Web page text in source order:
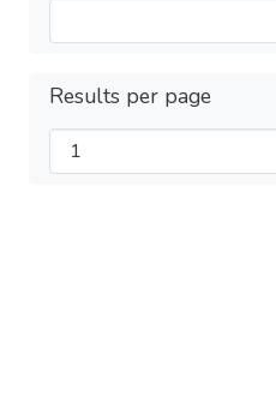
Results per page